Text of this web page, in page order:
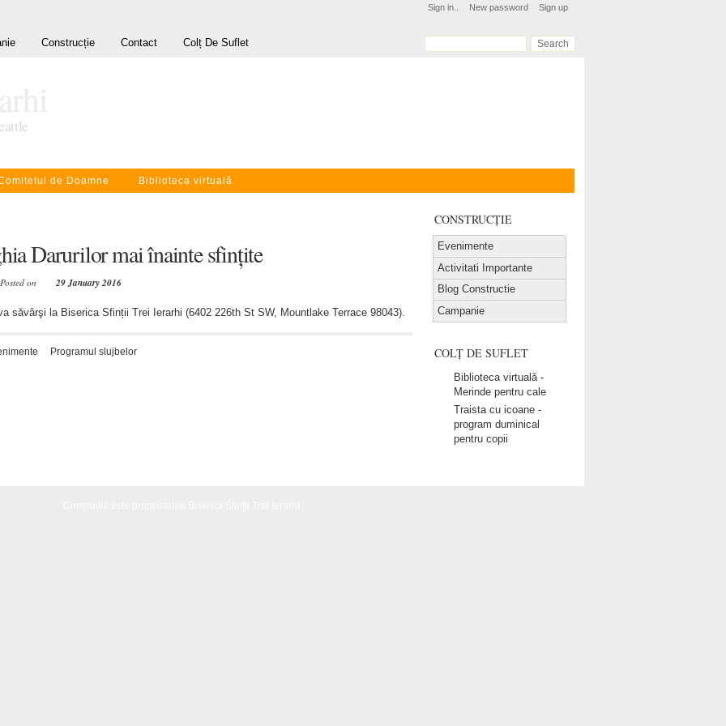
Sign in.. New password Sign up
Construcție Contact Colț De Suflet
de Doamne Biblioteca virtuală
Darurilor mai înainte sfințite
on 29 January 2016
săvârşi la Biserica Sfinții Trei Ierarhi (6402 226th St SW, Mountlake Terrace 98043).
Programul slujbelor
CONSTRUCȚIE
Evenimente
Activitati Importante
Blog Constructie
Campanie
COLȚ DE SUFLET
Biblioteca virtuală -
Merinde pentru cale
Traista cu icoane -
program duminical
pentru copii